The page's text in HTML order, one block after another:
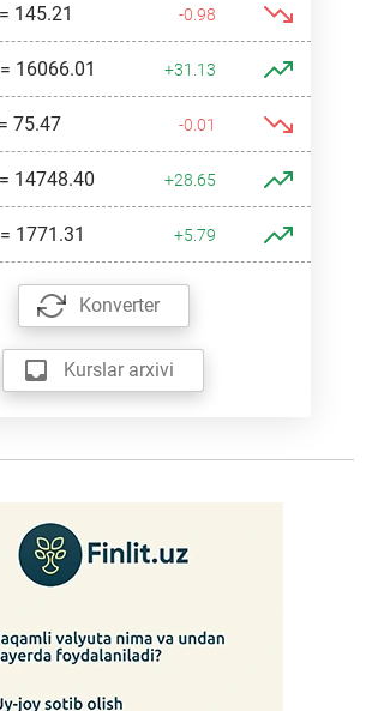
145.21 -0.98
16066.01 +31.13
75.47 -0.01
14748.40 +28.65
1771.31 +5.79
Konverter
Kurslar arxivi